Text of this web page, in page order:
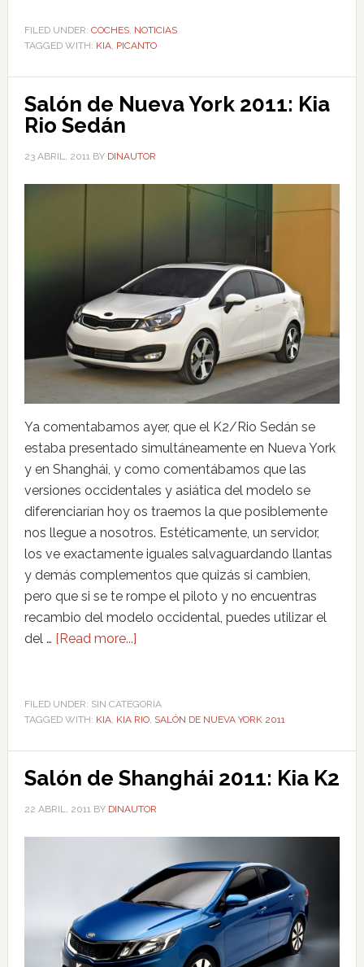
FILED UNDER: COCHES, NOTICIAS
TAGGED WITH: KIA, PICANTO
Salón de Nueva York 2011: Kia
Rio Sedán
23 ABRIL, 2011BY DINAUTOR
Ya comentabamos ayer, que el K2/Rio Sedán se
estaba presentado simultáneamente en Nueva York
y en Shanghái, y como comentábamos que las
versiones occidentales y asiática del modelo se
diferenciarían hoy os traemos la que posiblemente
nos llegue a nosotros. Estéticamente, un servidor,
los ve exactamente iguales salvaguardando llantas
y demás complementos que quizás si cambien,
pero que si se te rompe el piloto y no encuentras
recambio del modelo occidental, puedes utilizar el
del … [Read more...]
FILED UNDER: SIN CATEGORÍA
TAGGED WITH: KIA, KIA RIO, SALÓN DE NUEVA YORK 2011
Salón de Shanghái 2011: Kia K2
22 ABRIL, 2011BY DINAUTOR